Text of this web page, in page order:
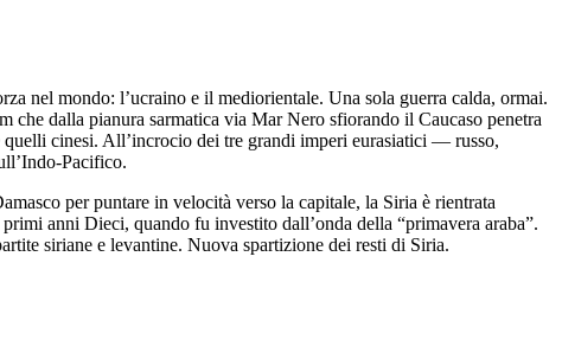
nel mondo: l’ucraino e il mediorientale. Una sola guerra calda, ormai.
che dalla pianura sarmatica via Mar Nero sfiorando il Caucaso penetra
cinesi. All’incrocio dei tre grandi imperi eurasiatici — russo,
Pacifico.
per puntare in velocità verso la capitale, la Siria è rientrata
anni Dieci, quando fu investito dall’onda della “primavera araba”.
siriane e levantine. Nuova spartizione dei resti di Siria.